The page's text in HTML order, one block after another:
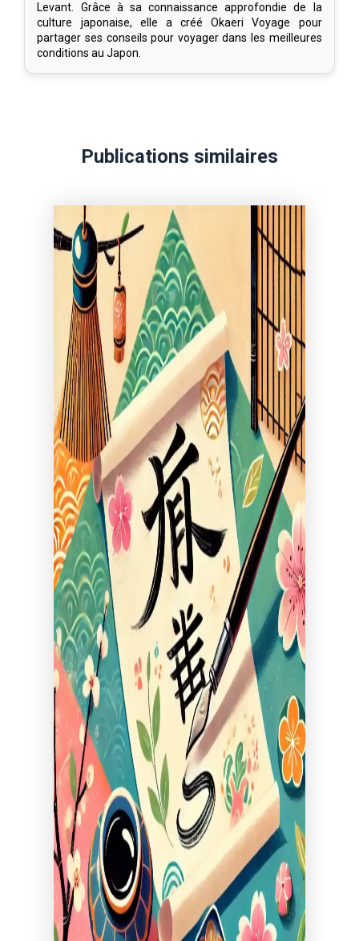
Levant. Grâce à sa connaissance approfondie de la
culture japonaise, elle a créé Okaeri Voyage pour
partager ses conseils pour voyager dans les meilleures
conditions au Japon.
Publications similaires